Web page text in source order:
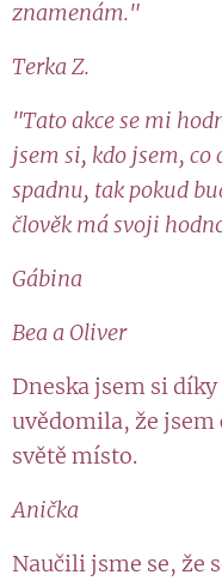
znamenám."
Terka Z.
"Tato akce se mi
jsem si, kdo jsem, co
spadnu, tak pokud
člověk má svoji
Gábina
Bea a Oliver
Dneska jsem si
uvědomila, že
světě místo.
Anička
Naučili jsme se, že